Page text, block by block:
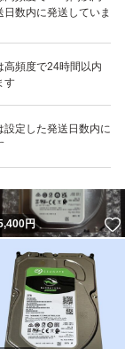
日数内に発送していま
高頻度で24時間以内
す
設定した発送日数内に
いね！
いね！
円